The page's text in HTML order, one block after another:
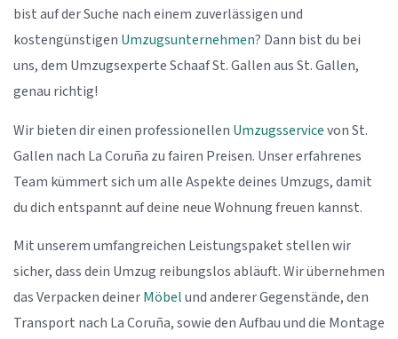
bist auf der Suche nach einem zuverlässigen und
kostengünstigen Umzugsunternehmen? Dann bist du bei
uns, dem Umzugsexperte Schaaf St. Gallen aus St. Gallen,
genau richtig!
Wir bieten dir einen professionellen Umzugsservicevon St.
Gallen nach La Coruña zu fairen Preisen. Unser erfahrenes
Team kümmert sich um alle Aspekte deines Umzugs, damit
du dich entspannt auf deine neue Wohnung freuen kannst.
Mit unserem umfangreichen Leistungspaket stellen wir
sicher, dass dein Umzug reibungslos abläuft. Wir übernehmen
das Verpacken deinerMöbelund anderer Gegenstände, den
Transport nach La Coruña, sowie den Aufbau und die Montage